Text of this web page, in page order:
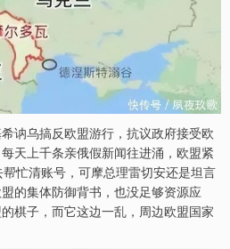
乌搞反欧盟游行，抗议政府接受欧
天上千条亲俄假新闻往进涌，欧盟紧
忙清账号，可摩总理雷切安还是坦言
集体防御背书，也没足够资源应
棋子，而它这边一乱，周边欧盟国家